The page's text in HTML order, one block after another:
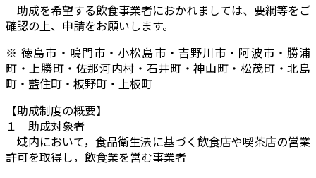
助成を希望する飲食事業者におかれましては、要綱等をご
確認の上、申請をお願いします。
※ 徳島市・鳴門市・小松島市・吉野川市・阿波市・勝浦
町・上勝町・佐那河内村・石井町・神山町・松茂町・北島
町・藍住町・板野町・上板町
【助成制度の概要】
１ 助成対象者
域内において，食品衛生法に基づく飲食店や喫茶店の営業
許可を取得し，飲食業を営む事業者